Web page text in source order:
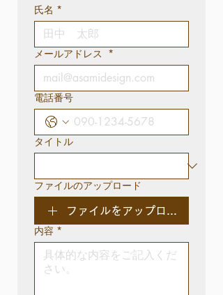
氏名 *
メールアドレス *
電話番号
タイトル
ファイルのアップロード
ファイルをアップロード
内容 *